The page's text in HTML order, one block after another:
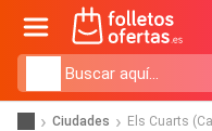
Ciudades Els Cuarts